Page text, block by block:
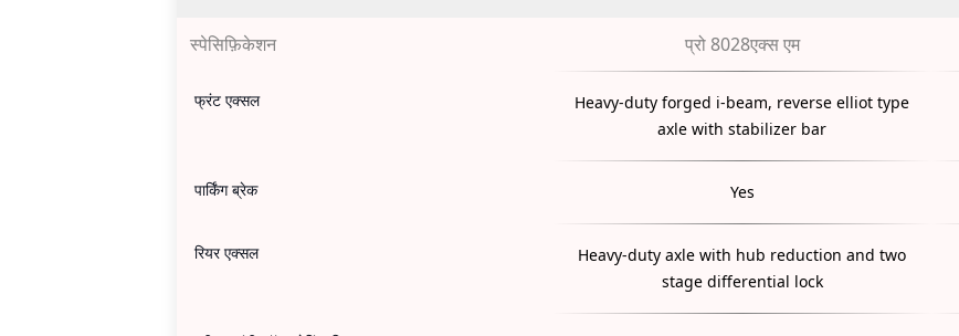
स्पेसिफ़िकेशन प्रो 8028एक्स एम
फ्रंट एक्सल
Heavy-duty forged i-beam, reverse elliot type
axle with stabilizer bar
पार्किंग ब्रेक Yes
रियर एक्सल
Heavy-duty axle with hub reduction and two
stage differential lock